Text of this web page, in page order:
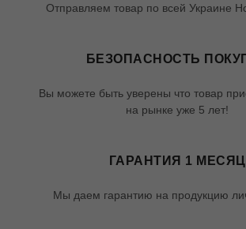
Отправляем товар по всей Украине
БЕЗОПАСНОСТЬ
Вы можете быть уверены что товар
на рынке уже 5 лет!
ГАРАНТИЯ 1 МЕСЯЦ
Мы даем гарантию на продукцию